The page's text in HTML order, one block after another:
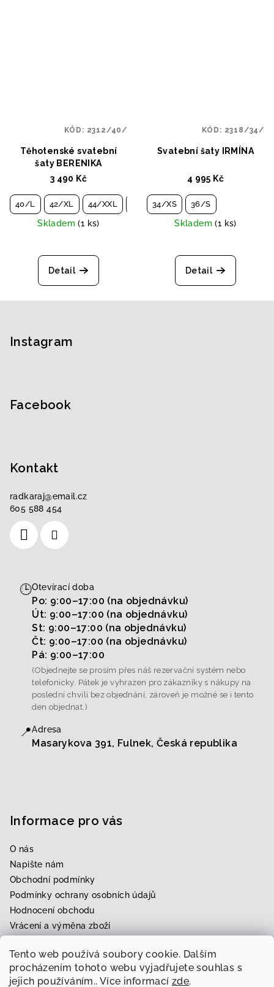
Tento web používá soubory cookie. Dalším
procházením tohoto webu vyjadřujete souhlas s
jejich používáním.. Více informací zde.
Těhotenské svatební
šaty BERENIKA
3 490 Kč
40/L 42/XL 44/XXL 46/3XL 48/4XL
Skladem(1 ks)
Detail
KÓD: 2312/40/
Svatební šaty IRMÍNA
4 995 Kč
34/XS 36/S
Skladem(1 ks)
Detail
KÓD: 2318/34/
Instagram
Facebook
Kontakt
radkaraj@email.cz
605 588 454
🕒Otevírací doba
Po: 9:00–17:00 (na objednávku)
Út: 9:00–17:00 (na objednávku)
St: 9:00–17:00 (na objednávku)
Čt: 9:00–17:00 (na objednávku)
Pá: 9:00–17:00
(Objednejte se prosím přes náš rezervační systém nebo
telefonicky. Pátek je vyhrazen pro zákazníky s nákupy na
poslední chvíli bez objednání, zároveň je možné se i tento
den objednat.)
📍Adresa
Masarykova 391, Fulnek, Česká republika
Informace pro vás
O nás
Napište nám
Obchodní podmínky
Podmínky ochrany osobních údajů
Hodnocení obchodu
Vrácení a výměna zboží
Rezervace zkoušky